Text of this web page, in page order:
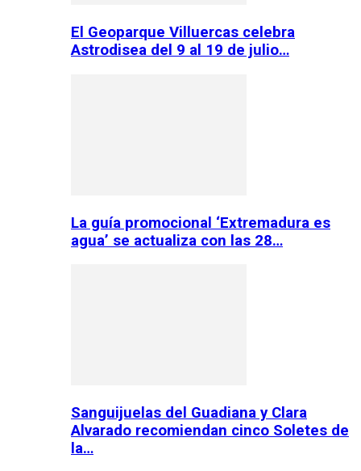
El Geoparque Villuercas celebra
Astrodisea del 9 al 19 de julio…
La guía promocional ‘Extremadura es
agua’ se actualiza con las 28…
Sanguijuelas del Guadiana y Clara
Alvarado recomiendan cinco Soletes de
la…